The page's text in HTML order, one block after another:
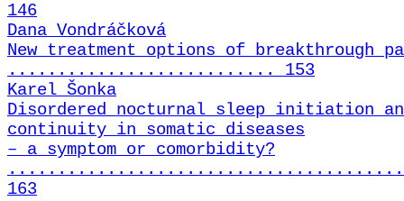
146
Dana Vondráčková
New treatment options of breakthrough
........................... 153
Karel Šonka
Disordered nocturnal sleep initiation
continuity in somatic diseases
– a symptom or comorbidity?
163